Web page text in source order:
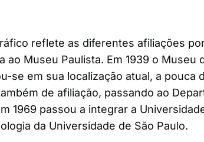
reflete as diferentes afiliações
ao Museu Paulista. Em 1939 o Museu
se em sua localização atual, a pouca
de afiliação, passando ao
1969 passou a integrar a
da Universidade de São Paulo.